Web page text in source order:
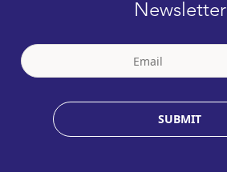
Newsletter
SUBMIT